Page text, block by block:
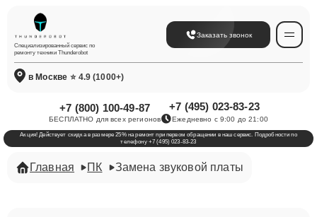
Специализированный сервис по
ремонту техники Thunderobot
Заказать звонок
в Москве ⭐ 4.9 (1000+)
+7 (800) 100-49-87
БЕСПЛАТНО для всех регионов
+7 (495) 023-83-23
Ежедневно с 9:00 до 21:00
Акция! Действует скидка в размере 25% на ремонт при первом обращении в наш сервис. Подробности по
телефону +7 (495) 023-83-23
Главная ПК Замена звуковой платы